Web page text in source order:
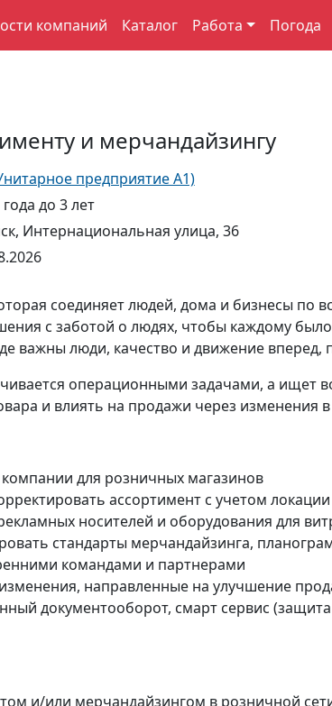
компаний Каталог Работа Погода
и мерчандайзингу
предприятие А1)
до 3 лет
Интернациональная улица, 36
соединяет людей, дома и бизнесы по
с заботой о людях, чтобы каждому
важны люди, качество и движение вперед,
операционными задачами, а ищет
и влиять на продажи через изменения
для розничных магазинов
ассортимент с учетом
носителей и оборудования для
стандарты мерчандайзинга,
командами и партнерами
направленные на улучшение
документооборот, смарт сервис
и/или мерчандайзингом в розничной